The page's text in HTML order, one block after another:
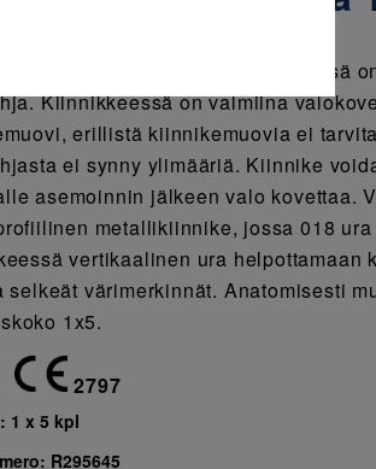
Free ”Liimapohja”. Kiinnikkeessä
Kiinnikkeessä on valmiina
erillistä kiinnikemuovia ei
ei synny ylimääriä. Kiinnike
asemoinnin jälkeen valo kovettaa.
metallikiinnike, jossa 018
vertikaalinen ura helpottamaan
selkeät värimerkinnät. Anatomisesti
1x5.
2797
1 x 5 kpl
R295645